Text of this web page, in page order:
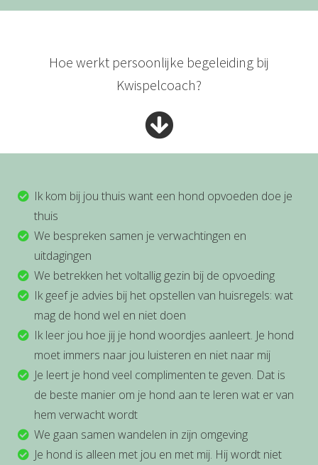
Hoe werkt persoonlijke begeleiding bij
Kwispelcoach?
Ik kom bij jou thuis want een hond opvoeden doe je
thuis
We bespreken samen je verwachtingen en
uitdagingen
We betrekken het voltallig gezin bij de opvoeding
Ik geef je advies bij het opstellen van huisregels: wat
mag de hond wel en niet doen
Ik leer jou hoe jij je hond woordjes aanleert. Je hond
moet immers naar jou luisteren en niet naar mij
Je leert je hond veel complimenten te geven. Dat is
de beste manier om je hond aan te leren wat er van
hem verwacht wordt
We gaan samen wandelen in zijn omgeving
Je hond is alleen met jou en met mij. Hij wordt niet